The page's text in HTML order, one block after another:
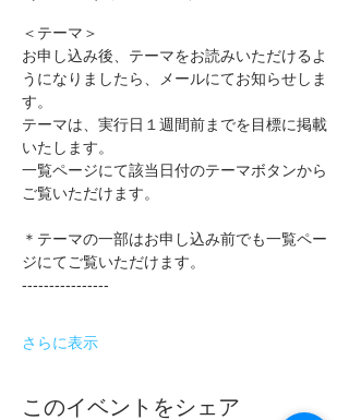
＜テーマ＞
お申し込み後、テーマをお読みいただけるよ
うになりましたら、メールにてお知らせしま
す。
テーマは、実行日１週間前までを目標に掲載
いたします。
一覧ページにて該当日付のテーマボタンから
ご覧いただけます。
＊テーマの一部はお申し込み前でも一覧ペー
ジにてご覧いただけます。
----------------
さらに表示
このイベントをシェア